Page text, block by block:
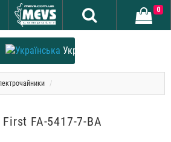
Українська
0
FA-5417-7-BA